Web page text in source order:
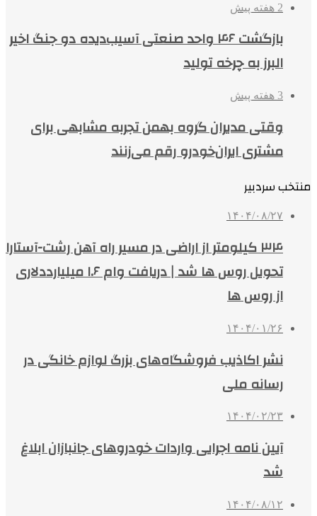
2 هفته پیش
بازگشت ۴۶ واحد صنعتی آسیب‌دیده دو جنگ اخیر
البرز به چرخه تولید
3 هفته پیش
وقتی مدیران گروه بهمن تجربه مشابهی برای
مشتری ایران‌خودرو رقم می‌زنند
منتخب سردبیر
۱۴۰۴/۰۸/۲۷
۳۴ کیلومتر از اراضی در مسیر راه آهن رشت-آستارا
تحویل روس ها شد | دریافت وام ۱.۶ میلیارددلاری
از روس ها
۱۴۰۴/۰۱/۲۶
نشر اکاذیب فروشگاه‌های بزرگ لوازم خانگی در
رسانه ملی
۱۴۰۴/۰۲/۲۳
آیین نامه اجرایی واردات خودروهای جانبازان ابلاغ
شد
۱۴۰۴/۰۸/۱۲